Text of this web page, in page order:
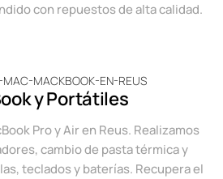
con repuestos de alta calidad.
y Portátiles
Pro y Air en Reus. Realizamos
cambio de pasta térmica y
teclados y baterías. Recupera el